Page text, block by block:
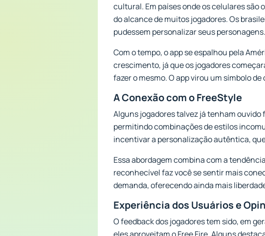
cultural. Em países onde os celulares são
do alcance de muitos jogadores. Os
pudessem personalizar seus personagens.
Com o tempo, o app se espalhou pela
crescimento, já que os jogadores
fazer o mesmo. O app virou um símbolo
A Conexão com o FreeStyle
Alguns jogadores talvez já tenham ouvido
permitindo combinações de estilos
incentivar a personalização autêntica,
Essa abordagem combina com a
reconhecível faz você se sentir mais
demanda, oferecendo ainda mais
Experiência dos Usuários e
O feedback dos jogadores tem sido, em